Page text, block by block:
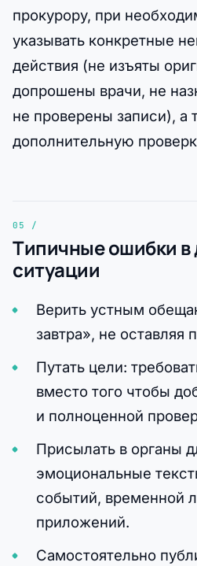
прокурору, при
указывать конкретные
действия (не изъяты
допрошены врачи, не
не проверены записи), а
дополнительную
Типичные ошибки в
ситуации
Верить устным
завтра», не оставляя
Путать цели:
вместо того чтобы
и полноценной
Присылать в органы
эмоциональные
событий, временной
приложений.
Самостоятельно